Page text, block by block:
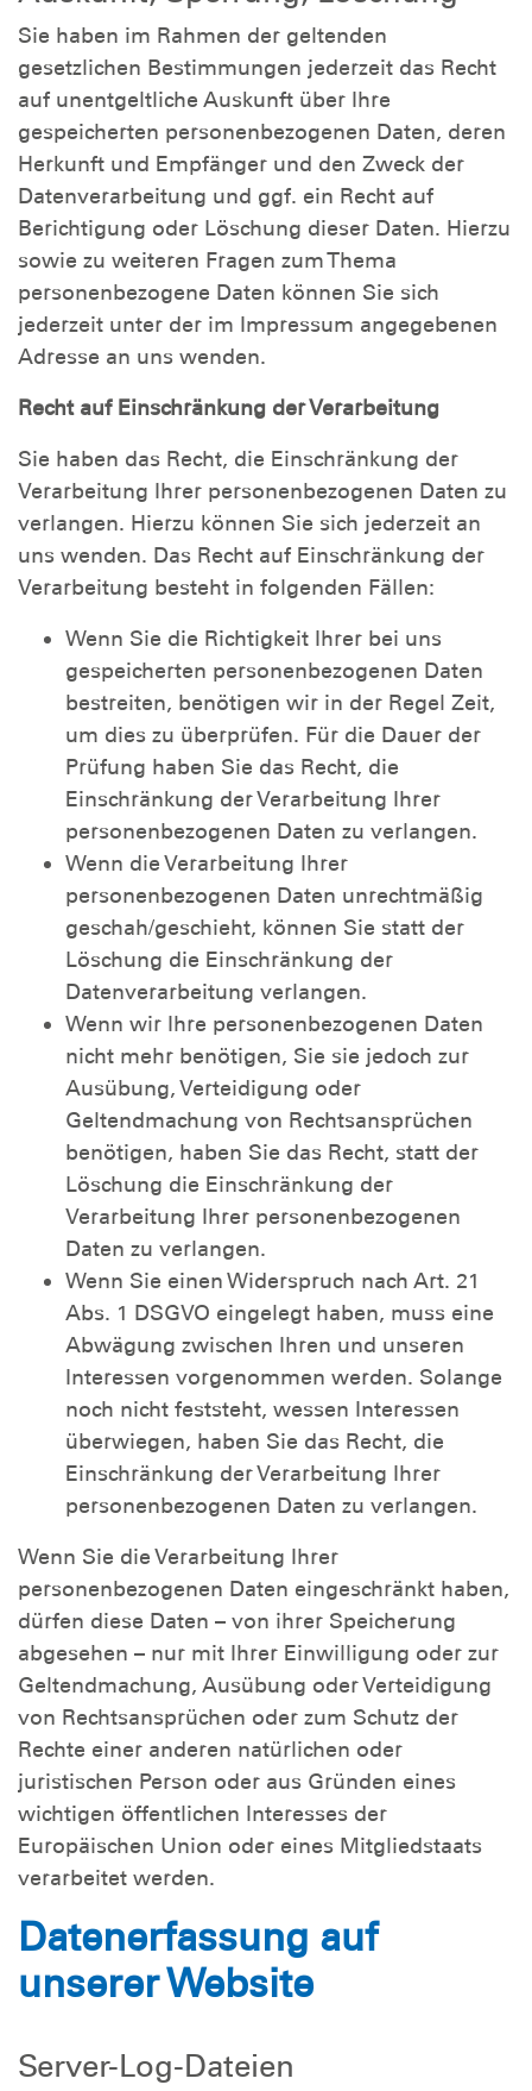
Sie haben im Rahmen der geltenden
gesetzlichen Bestimmungen jederzeit das Recht
auf unentgeltliche Auskunft über Ihre
gespeicherten personenbezogenen Daten, deren
Herkunft und Empfänger und den Zweck der
Datenverarbeitung und ggf. ein Recht auf
Berichtigung oder Löschung dieser Daten. Hierzu
sowie zu weiteren Fragen zum Thema
personenbezogene Daten können Sie sich
jederzeit unter der im Impressum angegebenen
Adresse an uns wenden.
Recht auf Einschränkung der Verarbeitung
Sie haben das Recht, die Einschränkung der
Verarbeitung Ihrer personenbezogenen Daten zu
verlangen. Hierzu können Sie sich jederzeit an
uns wenden. Das Recht auf Einschränkung der
Verarbeitung besteht in folgenden Fällen:
Wenn Sie die Richtigkeit Ihrer bei uns
gespeicherten personenbezogenen Daten
bestreiten, benötigen wir in der Regel Zeit,
um dies zu überprüfen. Für die Dauer der
Prüfung haben Sie das Recht, die
Einschränkung der Verarbeitung Ihrer
personenbezogenen Daten zu verlangen.
Wenn die Verarbeitung Ihrer
personenbezogenen Daten unrechtmäßig
geschah/geschieht, können Sie statt der
Löschung die Einschränkung der
Datenverarbeitung verlangen.
Wenn wir Ihre personenbezogenen Daten
nicht mehr benötigen, Sie sie jedoch zur
Ausübung, Verteidigung oder
Geltendmachung von Rechtsansprüchen
benötigen, haben Sie das Recht, statt der
Löschung die Einschränkung der
Verarbeitung Ihrer personenbezogenen
Daten zu verlangen.
Wenn Sie einen Widerspruch nach Art. 21
Abs. 1 DSGVO eingelegt haben, muss eine
Abwägung zwischen Ihren und unseren
Interessen vorgenommen werden. Solange
noch nicht feststeht, wessen Interessen
überwiegen, haben Sie das Recht, die
Einschränkung der Verarbeitung Ihrer
personenbezogenen Daten zu verlangen.
Wenn Sie die Verarbeitung Ihrer
personenbezogenen Daten eingeschränkt haben,
dürfen diese Daten – von ihrer Speicherung
abgesehen – nur mit Ihrer Einwilligung oder zur
Geltendmachung, Ausübung oder Verteidigung
von Rechtsansprüchen oder zum Schutz der
Rechte einer anderen natürlichen oder
juristischen Person oder aus Gründen eines
wichtigen öffentlichen Interesses der
Europäischen Union oder eines Mitgliedstaats
verarbeitet werden.
Datenerfassung auf
unserer Website
Server-Log-Dateien